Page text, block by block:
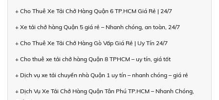
+ Cho Thuê Xe Tải Chở Hàng Quận 6 TP.HCM Giá Rẻ | 24/7
+ Xe tải chở hàng Quận 5 giá rẻ – Nhanh chóng, an toàn, 24/7
+ Cho Thuê Xe Tải Chở Hàng Gò Vấp Giá Rẻ | Uy Tín 24/7
+ Cho thuê xe tải chở hàng Quận 8 TPHCM – uy tín, giá tốt
+ Dịch vụ xe tải chuyển nhà Quận 1 uy tín – nhanh chóng – giá rẻ
+ Dịch Vụ Xe Tải Chở Hàng Quận Tân Phú TP.HCM – Nhanh Chóng,